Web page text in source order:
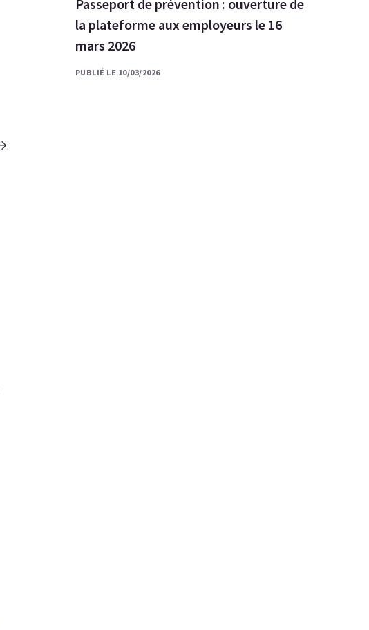
Passeport de prévention : ouverture de
la plateforme aux employeurs le 16
mars 2026
PUBLIÉ LE 10/03/2026